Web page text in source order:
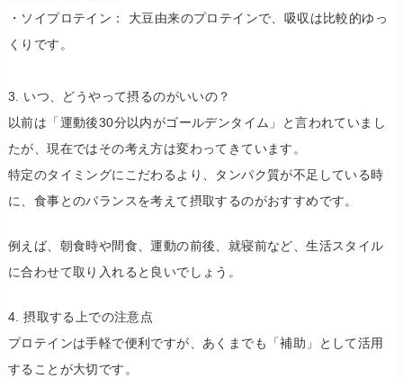
​・ソイプロテイン： 大豆由来のプロテインで、吸収は比較的ゆっ
くりです。
3. いつ、どうやって摂るのがいいの？
​以前は「運動後30分以内がゴールデンタイム」と言われていまし
たが、現在ではその考え方は変わってきています。
特定のタイミングにこだわるより、タンパク質が不足している時
に、食事とのバランスを考えて摂取するのがおすすめです。
​例えば、朝食時や間食、運動の前後、就寝前など、生活スタイル
に合わせて取り入れると良いでしょう。
​4. 摂取する上での注意点
​プロテインは手軽で便利ですが、あくまでも「補助」として活用
することが大切です。